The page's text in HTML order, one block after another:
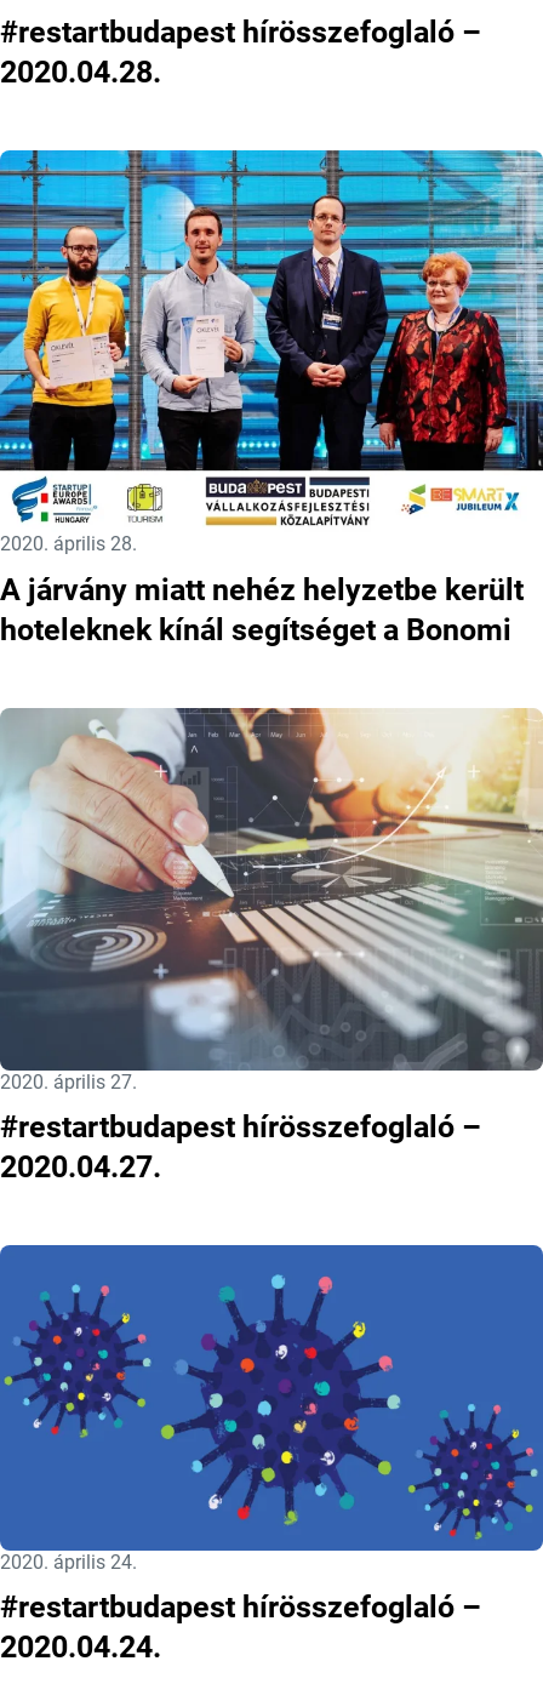
#restartbudapest hírösszefoglaló –
2020.04.28.
Közzétéve:
2020. április 28.
A járvány miatt nehéz helyzetbe került
hoteleknek kínál segítséget a Bonomi
Közzétéve:
2020. április 27.
#restartbudapest hírösszefoglaló –
2020.04.27.
Közzétéve:
2020. április 24.
#restartbudapest hírösszefoglaló –
2020.04.24.